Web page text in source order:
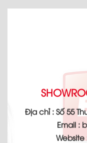
Địa chỉ : Số 55
Email :
Website